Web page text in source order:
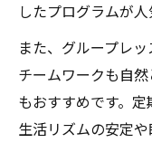
したプログラムが人
また、グループレ
チームワークも自
もおすすめです。定
生活リズムの安定